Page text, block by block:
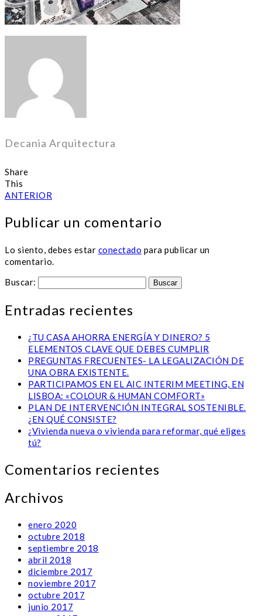
Decania Arquitectura
Share
This
ANTERIOR
Publicar un comentario
Lo siento, debes estar conectado para publicar un
comentario.
Buscar:
Entradas recientes
¿TU CASA AHORRA ENERGÍA Y DINERO? 5
ELEMENTOS CLAVE QUE DEBES CUMPLIR
PREGUNTAS FRECUENTES- LA LEGALIZACIÓN DE
UNA OBRA EXISTENTE.
PARTICIPAMOS EN EL AIC INTERIM MEETING, EN
LISBOA: «COLOUR & HUMAN COMFORT»
PLAN DE INTERVENCIÓN INTEGRAL SOSTENIBLE.
¿EN QUÉ CONSISTE?
¿Vivienda nueva o vivienda para reformar, qué eliges
tú?
Comentarios recientes
Archivos
enero 2020
octubre 2018
septiembre 2018
abril 2018
diciembre 2017
noviembre 2017
octubre 2017
junio 2017